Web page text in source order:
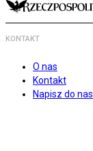
KONTAKT
O nas
Kontakt
Napisz do nas